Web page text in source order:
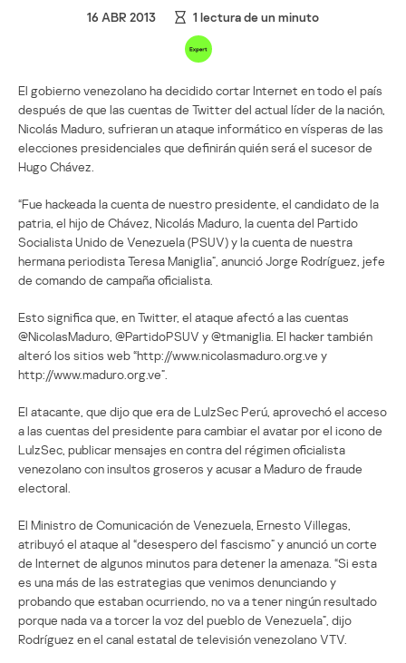
16 ABR 2013 1 lectura de un minuto
El gobierno venezolano ha decidido cortar Internet en todo el país
después de que las cuentas de Twitter del actual líder de la nación,
Nicolás Maduro, sufrieran un ataque informático en vísperas de las
elecciones presidenciales que definirán quién será el sucesor de
Hugo Chávez.
“Fue hackeada la cuenta de nuestro presidente, el candidato de la
patria, el hijo de Chávez, Nicolás Maduro, la cuenta del Partido
Socialista Unido de Venezuela (PSUV) y la cuenta de nuestra
hermana periodista Teresa Maniglia”, anunció Jorge Rodríguez, jefe
de comando de campaña oficialista.
Esto significa que, en Twitter, el ataque afectó a las cuentas
@NicolasMaduro, @PartidoPSUV y @tmaniglia. El hacker también
alteró los sitios web “http://www.nicolasmaduro.org.ve y
http://www.maduro.org.ve”.
El atacante, que dijo que era de LulzSec Perú, aprovechó el acceso
a las cuentas del presidente para cambiar el avatar por el icono de
LulzSec, publicar mensajes en contra del régimen oficialista
venezolano con insultos groseros y acusar a Maduro de fraude
electoral.
El Ministro de Comunicación de Venezuela, Ernesto Villegas,
atribuyó el ataque al “desespero del fascismo” y anunció un corte
de Internet de algunos minutos para detener la amenaza. “Si esta
es una más de las estrategias que venimos denunciando y
probando que estaban ocurriendo, no va a tener ningún resultado
porque nada va a torcer la voz del pueblo de Venezuela”, dijo
Rodríguez en el canal estatal de televisión venezolano VTV.